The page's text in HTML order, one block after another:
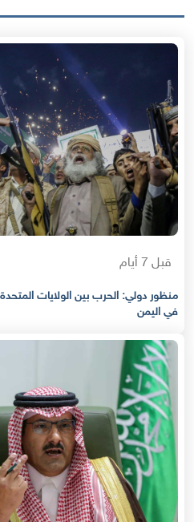
قبل 7 أيام
منظور دولي: الحرب بين الولايات
في اليمن